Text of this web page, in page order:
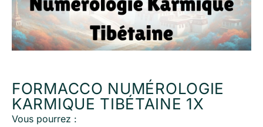
FORMACCO NUMÉROLOGIE
KARMIQUE TIBÉTAINE 1X
Vous pourrez :